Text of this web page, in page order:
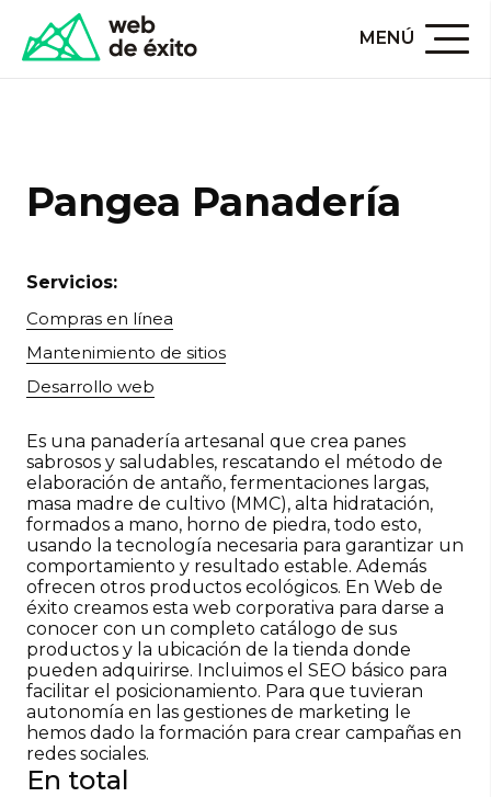
MENÚ
Principal/ Portafolio / Pangea Panadería
Pangea Panadería
Servicios:
Compras en línea
Mantenimiento de sitios
Desarrollo web
Es una panadería artesanal que crea panes
sabrosos y saludables, rescatando el método de
elaboración de antaño, fermentaciones largas,
masa madre de cultivo (MMC), alta hidratación,
formados a mano, horno de piedra, todo esto,
usando la tecnología necesaria para garantizar un
comportamiento y resultado estable. Además
ofrecen otros productos ecológicos. En Web de
éxito creamos esta web corporativa para darse a
conocer con un completo catálogo de sus
productos y la ubicación de la tienda donde
pueden adquirirse. Incluimos el SEO básico para
facilitar el posicionamiento. Para que tuvieran
autonomía en las gestiones de marketing le
hemos dado la formación para crear campañas en
redes sociales.
En total